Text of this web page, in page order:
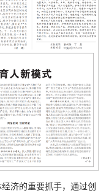
济的重要抓手，通过创